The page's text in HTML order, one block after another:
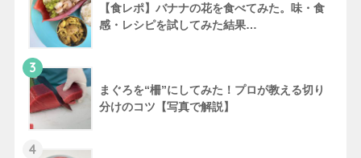
【食レポ】バナナの花を食べてみた。味・食
感・レシピを試してみた結果…
3
まぐろを“柵”にしてみた！プロが教える切り
分けのコツ【写真で解説】
4